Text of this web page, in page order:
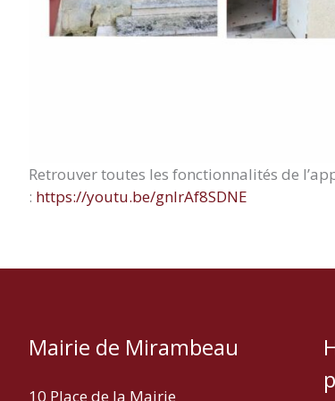
Retrouver toutes les fonctionnalités de
: https://youtu.be/gnIrAf8SDNE
Mairie de Mirambeau
10 Place de la Mairie